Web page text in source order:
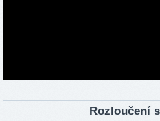
Rozloučení